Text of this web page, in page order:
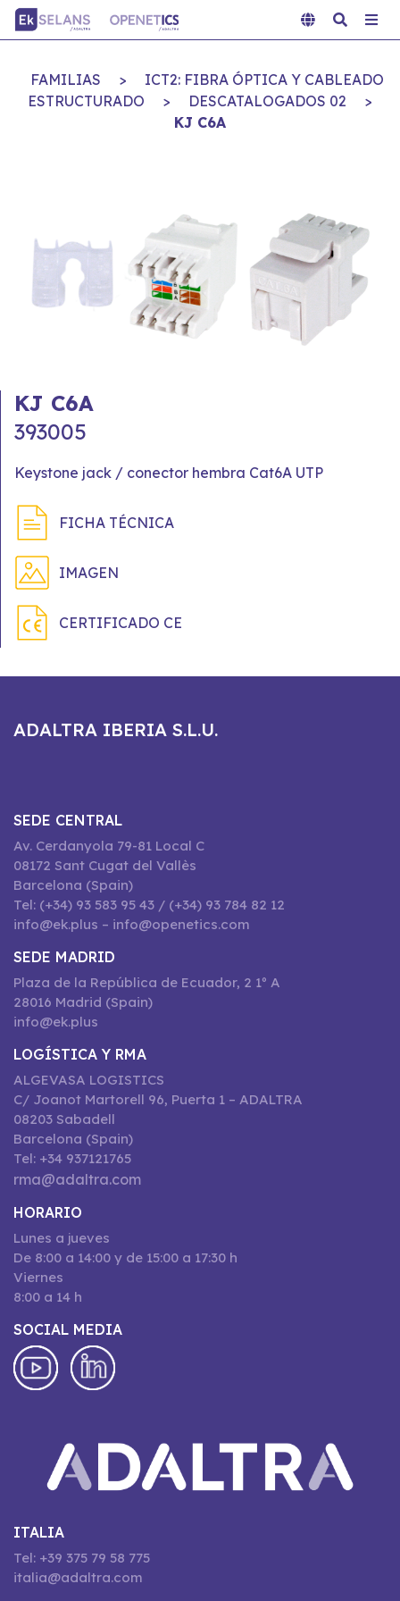
FAMILIAS >
ICT2: FIBRA ÓPTICA Y CABLEADO
ESTRUCTURADO
> DESCATALOGADOS 02
>
KJ C6A
KJ C6A
393005
Keystone jack / conector hembra Cat6A UTP
FICHA TÉCNICA
IMAGEN
CERTIFICADO CE
ADALTRA IBERIA S.L.U.
SEDE CENTRAL
Av. Cerdanyola 79-81 Local C
08172 Sant Cugat del Vallès
Barcelona (Spain)
Tel: (+34) 93 583 95 43 / (+34) 93 784 82 12
info@ek.plus – info@openetics.com
SEDE MADRID
Plaza de la República de Ecuador, 2 1º A
28016 Madrid (Spain)
info@ek.plus
LOGÍSTICA Y RMA
ALGEVASA LOGISTICS
C/ Joanot Martorell 96, Puerta 1 – ADALTRA
08203 Sabadell
Barcelona (Spain)
Tel: +34 937121765
rma@adaltra.com
HORARIO
Lunes a jueves
De 8:00 a 14:00 y de 15:00 a 17:30 h
Viernes
8:00 a 14 h
SOCIAL MEDIA
ITALIA
Tel: +39 375 79 58 775
italia@adaltra.com